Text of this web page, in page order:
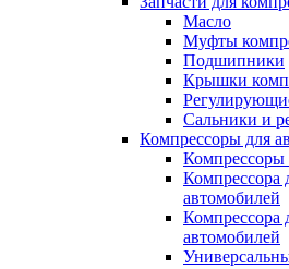
Масло
Муфты
Подшипники
Крышки
Сальники и
Компрессоры для
Компрессоры
Компрессора
автомобилей
Компрессора
автомобилей